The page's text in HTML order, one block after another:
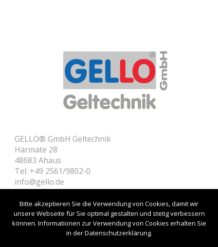
GELLO® GmbH Geltechnik
Harmate 28
48683 Ahaus
Tel: +49 2561/9802-0
info@gello.de
Home
Contact
Product Informations
Customer Login
Bitte akzeptieren Sie die Verwendung von Cookies, damit wir
unsere Webseite für Sie optimal gestalten und stetig verbessern
können. Informationen zur Verwendung von Cookies erhalten Sie
in der Datenschutzerklärung.